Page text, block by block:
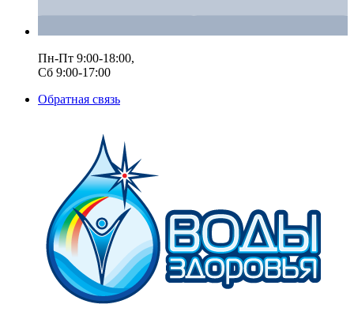
Пн-Пт 9:00-18:00,
Сб 9:00-17:00
Обратная связь